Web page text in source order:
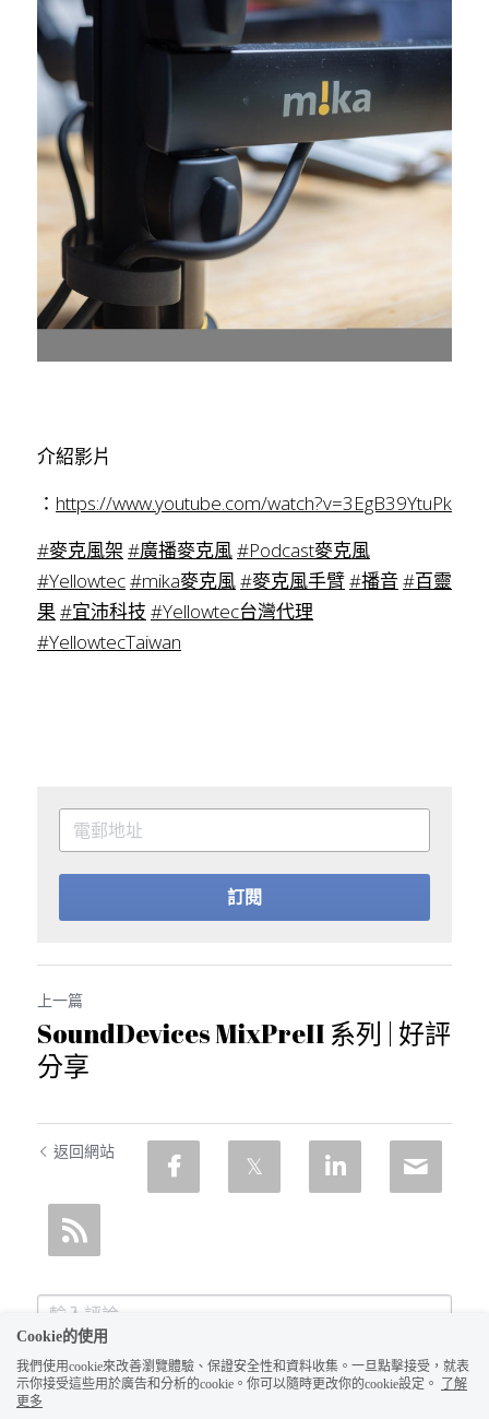
介紹影片
： https://www.youtube.com/watch?v=3EgB39YtuPk
#麥克風架 #廣播麥克風#Podcast麥克風
#Yellowtec#mika麥克風#麥克風手臂#播音 #百靈
果 #宜沛科技 #Yellowtec台灣代理
#YellowtecTaiwan
訂閱
上一篇
SoundDevices MixPreII 系列 | 好評
分享
返回網站
Cookie的使用
我們使用cookie來改善瀏覽體驗、保證安全性和資料收集。一旦點擊接受，就表
示你接受這些用於廣告和分析的cookie。你可以隨時更改你的cookie設定。
了解
更多